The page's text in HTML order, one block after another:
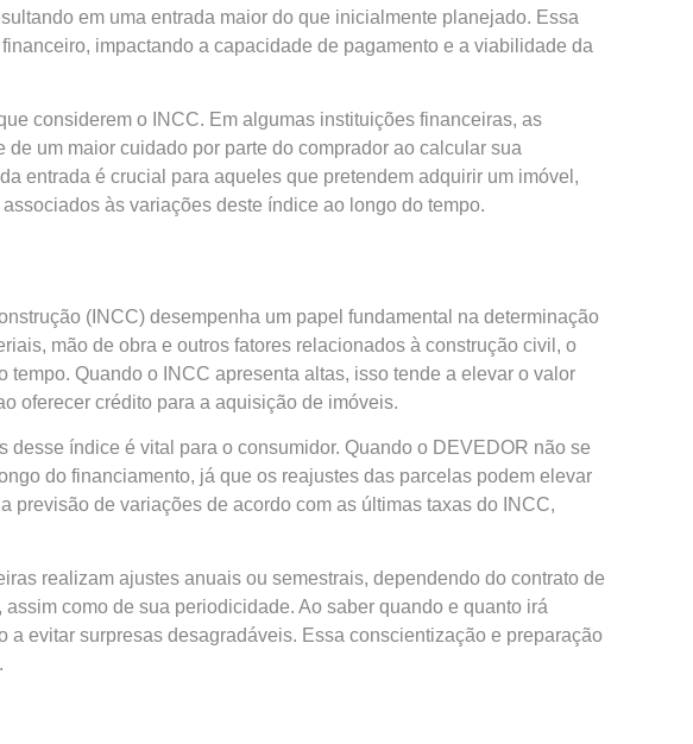
em uma entrada maior do que inicialmente planejado. Essa
impactando a capacidade de pagamento e a viabilidade da
considerem o INCC. Em algumas instituições financeiras, as
um maior cuidado por parte do comprador ao calcular sua
entrada é crucial para aqueles que pretendem adquirir um imóvel,
às variações deste índice ao longo do tempo.
(INCC) desempenha um papel fundamental na determinação
mão de obra e outros fatores relacionados à construção civil, o
Quando o INCC apresenta altas, isso tende a elevar o valor
oferecer crédito para a aquisição de imóveis.
índice é vital para o consumidor. Quando o DEVEDOR não se
do financiamento, já que os reajustes das parcelas podem elevar
previsão de variações de acordo com as últimas taxas do INCC,
realizam ajustes anuais ou semestrais, dependendo do contrato de
como de sua periodicidade. Ao saber quando e quanto irá
evitar surpresas desagradáveis. Essa conscientização e preparação